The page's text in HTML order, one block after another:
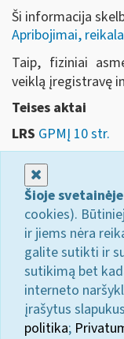
Ši informacija
Apribojimai,
Taip, fiziniai
veiklą įregistravę
Teises aktai
LRS GPMĮ 10 str.
Šioje
cookies).
ir jiems nėra
galite sutikti ir
sutikimą bet
interneto
įrašytus
politika;